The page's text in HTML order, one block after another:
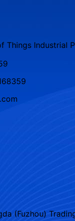
Things Industrial
(Fuzhou)